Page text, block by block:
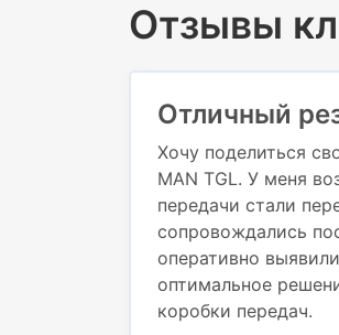
Отзывы
Отличный
Хочу поделиться
MAN TGL. У меня
передачи стали
сопровождались
оперативно
оптимальное
коробки передач.